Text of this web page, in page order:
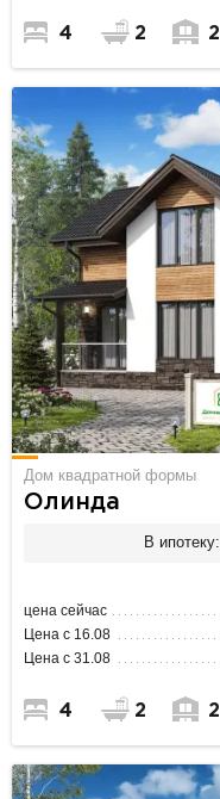
4 2 2
Дом квадратной формы
Олинда
В ипотеку:
цена сейчас
Цена с 16.08
Цена с 31.08
4 2 2